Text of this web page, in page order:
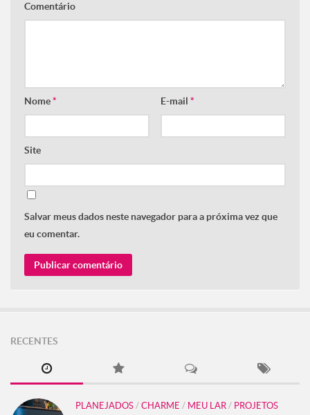
Comentário
Nome* E-mail *
Site
Salvar meus dados neste navegador para a próxima vez que
eu comentar.
RECENTES
PLANEJADOS / CHARME / MEU LAR / PROJETOS